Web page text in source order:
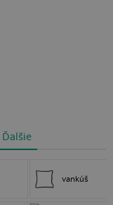
Ďalšie
vankúš